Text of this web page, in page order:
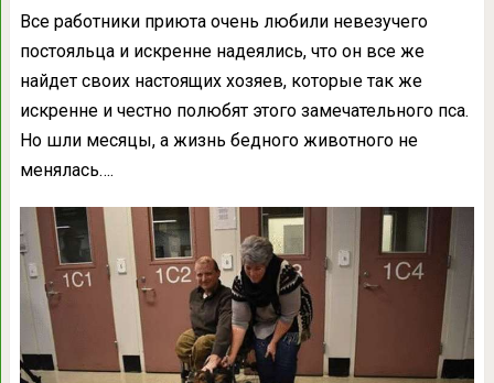
Все работники приюта очень любили невезучего
постояльца и искренне надеялись, что он все же
найдет своих настоящих хозяев, которые так же
искренне и честно полюбят этого замечательного пса.
Но шли месяцы, а жизнь бедного животного не
менялась….